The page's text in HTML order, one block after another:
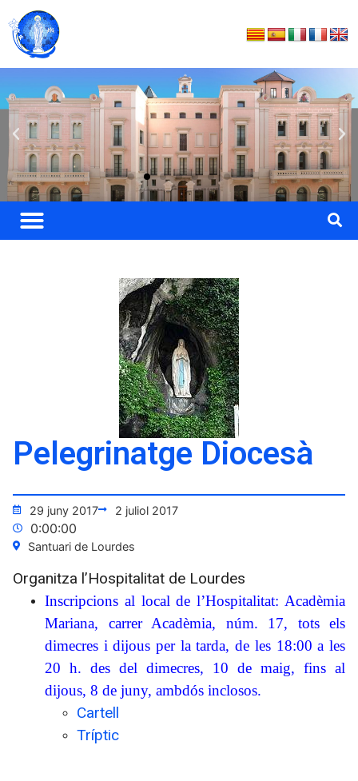
Pelegrinatge Diocesà
29 juny 2017 2 juliol 2017
0:00:00
Santuari de Lourdes
Organitza l’Hospitalitat de Lourdes
Inscripcions al local de l’Hospitalitat: Acadèmia
Mariana, carrer Acadèmia, núm. 17, tots els
dimecres i dijous per la tarda, de les 18:00 a les
20 h. des del dimecres, 10 de maig, fins al
dijous, 8 de juny, ambdós inclosos.
Cartell
Tríptic